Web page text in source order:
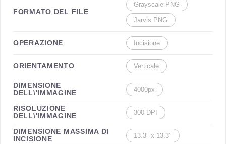
FORMATO DEL FILE
Grayscale PNG
Jarvis PNG
OPERAZIONE Incisione
ORIENTAMENTO Verticale
DIMENSIONE
DELL\'IMMAGINE
4000px
RISOLUZIONE
DELL\'IMMAGINE
300 DPI
DIMENSIONE MASSIMA DI
INCISIONE
13.3″ x 13.3″